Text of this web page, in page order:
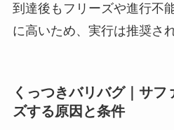
到達後もフリーズや進行不
に高いため、実行は推奨さ
くっつきバリバグ｜サフ
ズする原因と条件